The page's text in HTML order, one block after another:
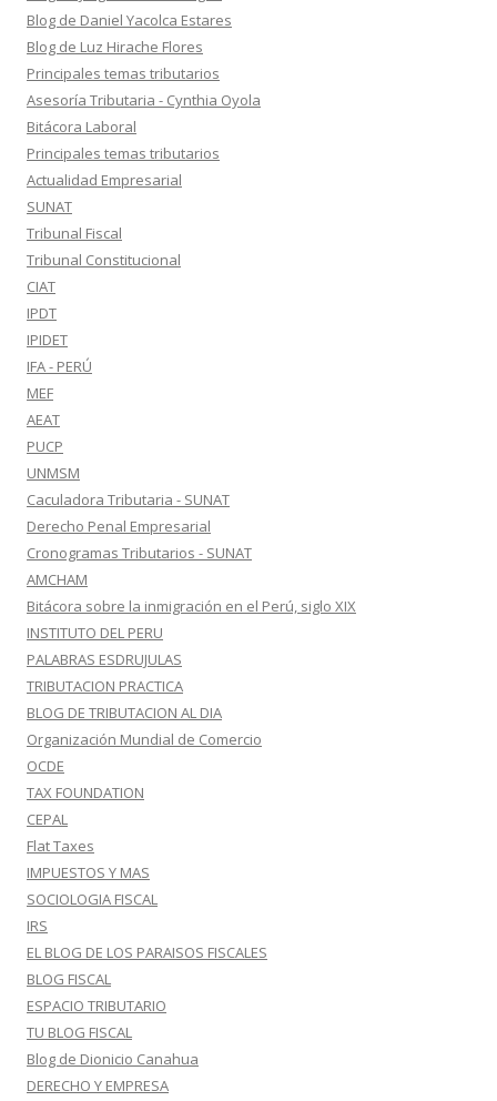
Blog de Daniel Yacolca Estares
Blog de Luz Hirache Flores
Principales temas tributarios
Asesoría Tributaria - Cynthia Oyola
Bitácora Laboral
Principales temas tributarios
Actualidad Empresarial
SUNAT
Tribunal Fiscal
Tribunal Constitucional
CIAT
IPDT
IPIDET
IFA - PERÚ
MEF
AEAT
PUCP
UNMSM
Caculadora Tributaria - SUNAT
Derecho Penal Empresarial
Cronogramas Tributarios - SUNAT
AMCHAM
Bitácora sobre la inmigración en el Perú, siglo XIX
INSTITUTO DEL PERU
PALABRAS ESDRUJULAS
TRIBUTACION PRACTICA
BLOG DE TRIBUTACION AL DIA
Organización Mundial de Comercio
OCDE
TAX FOUNDATION
CEPAL
Flat Taxes
IMPUESTOS Y MAS
SOCIOLOGIA FISCAL
IRS
EL BLOG DE LOS PARAISOS FISCALES
BLOG FISCAL
ESPACIO TRIBUTARIO
TU BLOG FISCAL
Blog de Dionicio Canahua
DERECHO Y EMPRESA